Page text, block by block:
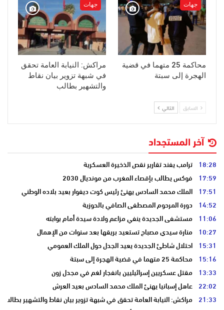
جهات
محاكمة 25 متهما في قضية
الهجرة إلى سبتة
جهات
مراكش: النيابة العامة تحقق
في شبهة تزوير بيان نقاط
والتشهير بطالب
السابق التالي
آخر المستجداد
18:28 ترامب يفند تقارير نقص الذخيرة العسكرية
17:59 فوكس يطالب بإقصاء المغرب من مونديال 2030
17:51 الملك محمد السادس يهنئ رئيس كوت ديفوار بعيد بلاده الوطني
14:52 دورة المرحوم المصطفى الصافي بالحوزية
11:06 مستشفى الجديدة ينفي مزاعم ولادة سيدة أمام بوابته
10:27 منارة سيدي مصباح تستعيد بريقها بعد سنوات من الإهمال
15:31 احتلال شاطئ الجديدة يعيد الجدل حول الملك العمومي
15:16 محاكمة 25 متهما في قضية الهجرة إلى سبتة
13:33 مقتل عسكريين إسرائيليين بانفجار لغم في مجدل زون
22:02 عاهل إسبانيا يهنئ الملك محمد السادس بعيد العرش
21:33 مراكش: النيابة العامة تحقق في شبهة تزوير بيان نقاط والتشهير بطالب